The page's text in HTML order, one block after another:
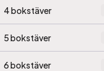
4bokstäver
5bokstäver
6bokstäver